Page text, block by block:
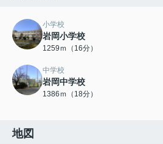
小学校
岩岡小学校
1259ｍ（16分）
中学校
岩岡中学校
1386ｍ（18分）
地図